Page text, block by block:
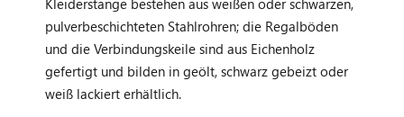
pulverbeschichteten Stahlrohren; die Regalböden
und die Verbindungskeile sind aus Eichenholz
gefertigt und bilden in geölt, schwarz gebeizt oder
weiß lackiert erhältlich.